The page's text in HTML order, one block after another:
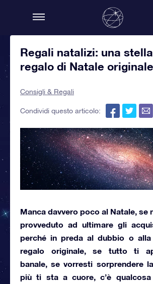
Regali natalizi: una
regalo di Natale
Consigli & Regali
Condividi questo articolo:
Manca davvero poco al Natale, se
provveduto ad ultimare gli
perché in preda al dubbio o
regalo originale, se tutto ti
banale, se vorresti sorprendere
più ti sta a cuore, c’è